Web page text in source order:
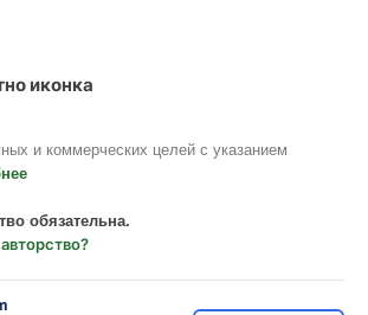
иконка
и коммерческих целей с указанием
обязательна.